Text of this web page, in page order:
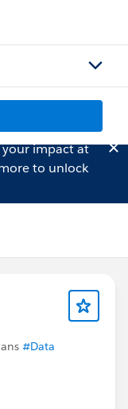
impact at
to unlock
#Data